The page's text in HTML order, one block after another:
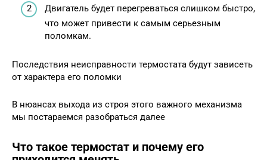
Двигатель будет перегреваться слишком быстро,
что может привести к самым серьезным
поломкам.
Последствия неисправности термостата будут зависеть
от характера его поломки
В нюансах выхода из строя этого важного механизма
мы постараемся разобраться далее
Что такое термостат и почему его